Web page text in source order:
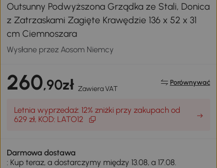
Outsunny Podwyższona Grządka ze Stali, Donica
z Zatrzaskami Zagięte Krawędzie 136 x 52 x 31
cm Ciemnoszara
Wysłane przez Aosom Niemcy
260,90zł Zawiera VAT
Porównywać
Letnia wyprzedaż: 12% zniżki przy zakupach od
629 zł, KOD: LATO12
Darmowa dostawa
: Kup teraz, a dostarczymy między 13.08, a 17.08.